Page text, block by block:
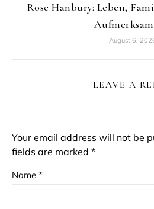
Rose Hanbury: Leben,
August 6,
LEAVE A
Your email address will not be
fields are marked *
Name *